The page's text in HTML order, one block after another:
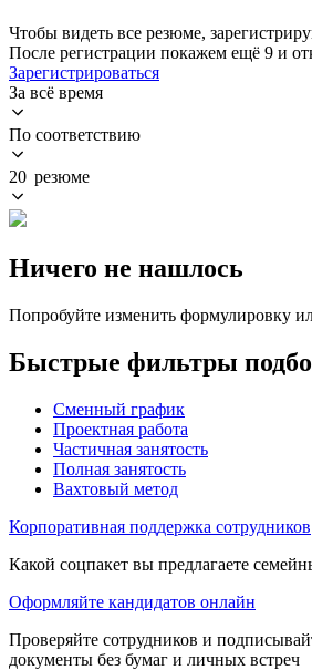
Чтобы видеть все резюме,
После регистрации покажем ещё 9 и
Зарегистрироваться
За всё время
По соответствию
20 резюме
Ничего не нашлось
Попробуйте изменить формулировку
Быстрые фильтры
Сменный график
Проектная работа
Частичная занятость
Полная занятость
Вахтовый метод
Корпоративная поддержка сотрудников
Какой соцпакет вы предлагаете
Оформляйте кандидатов онлайн
Проверяйте сотрудников и
документы без бумаг и личных встреч